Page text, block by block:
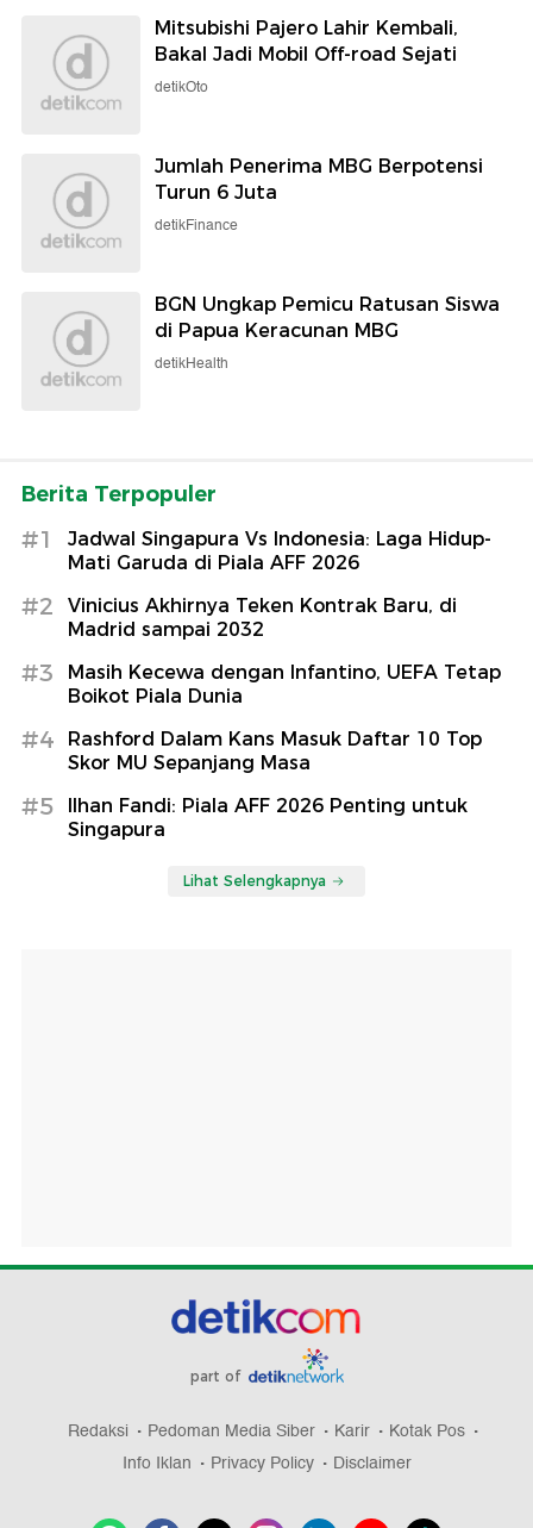
Mitsubishi Pajero Lahir Kembali,
Bakal Jadi Mobil Off-road Sejati
detikOto
Jumlah Penerima MBG Berpotensi
Turun 6 Juta
detikFinance
BGN Ungkap Pemicu Ratusan Siswa
di Papua Keracunan MBG
detikHealth
Berita Terpopuler
#1
Jadwal Singapura Vs Indonesia: Laga Hidup-
Mati Garuda di Piala AFF 2026
#2
Vinicius Akhirnya Teken Kontrak Baru, di
Madrid sampai 2032
#3
Masih Kecewa dengan Infantino, UEFA Tetap
Boikot Piala Dunia
#4
Rashford Dalam Kans Masuk Daftar 10 Top
Skor MU Sepanjang Masa
#5
Ilhan Fandi: Piala AFF 2026 Penting untuk
Singapura
Lihat Selengkapnya
part of
Redaksi Pedoman Media Siber Karir
Kotak Pos
Info Iklan
Privacy Policy Disclaimer